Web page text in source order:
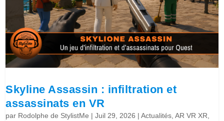
Skyline Assassin : infiltration et
assassinats en VR
par Rodolphe de StylistMe |Juil 29, 2026 |Actualités ,AR VR XR